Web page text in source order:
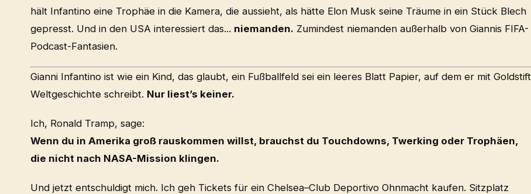
hält Infantino eine Trophäe in die Kamera, die aussieht, als hätte Elon Musk seine Träume in ein Stück Blech
gepresst. Und in den USA interessiert das... niemanden. Zumindest niemanden außerhalb von Giannis FIFA-
Podcast-Fantasien.
Gianni Infantino ist wie ein Kind, das glaubt, ein Fußballfeld sei ein leeres Blatt Papier, auf dem er mit Goldstift
Weltgeschichte schreibt. Nur liest’s keiner.
Ich, Ronald Tramp, sage:
Wenn du in Amerika groß rauskommen willst, brauchst du Touchdowns, Twerking oder Trophäen,
die nicht nach NASA-Mission klingen.
Und jetzt entschuldigt mich. Ich geh Tickets für ein Chelsea–Club Deportivo Ohnmacht kaufen. Sitzplatz